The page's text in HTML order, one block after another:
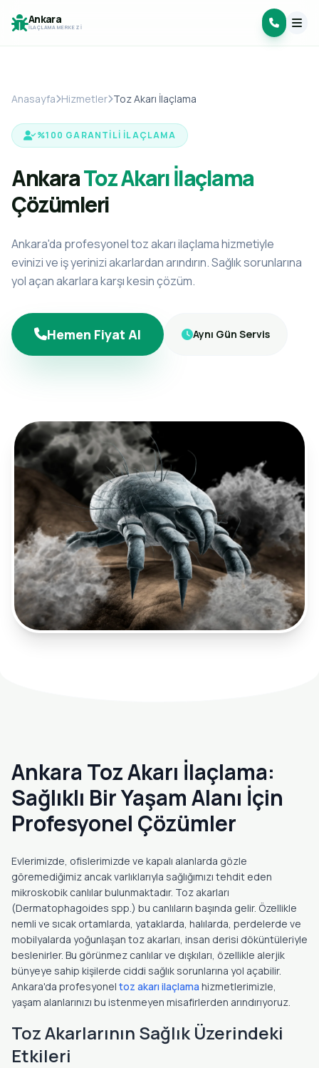
Ankara
İLAÇLAMA MERKEZI
Anasayfa Hizmetler Toz Akarı İlaçlama
%100 GARANTILI İLAÇLAMA
AnkaraToz Akarı İlaçlama
Çözümleri
Ankara'da profesyonel toz akarı ilaçlama hizmetiyle
evinizi ve iş yerinizi akarlardan arındırın. Sağlık sorunlarına
yol açan akarlara karşı kesin çözüm.
Hemen Fiyat Al Aynı Gün Servis
Ankara Toz Akarı İlaçlama:
Sağlıklı Bir Yaşam Alanı İçin
Profesyonel Çözümler
Evlerimizde, ofislerimizde ve kapalı alanlarda gözle
göremediğimiz ancak varlıklarıyla sağlığımızı tehdit eden
mikroskobik canlılar bulunmaktadır. Toz akarları
(Dermatophagoides spp.) bu canlıların başında gelir. Özellikle
nemli ve sıcak ortamlarda, yataklarda, halılarda, perdelerde ve
mobilyalarda yoğunlaşan toz akarları, insan derisi döküntüleriyle
beslenirler. Bu görünmez canlılar ve dışkıları, özellikle alerjik
bünyeye sahip kişilerde ciddi sağlık sorunlarına yol açabilir.
Ankara'da profesyonel toz akarı ilaçlama hizmetlerimizle,
yaşam alanlarınızı bu istenmeyen misafirlerden arındırıyoruz.
Toz Akarlarının Sağlık Üzerindeki
Etkileri